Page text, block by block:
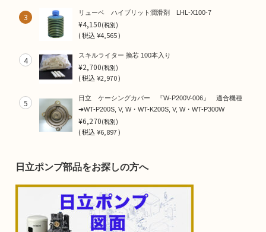
3 リューベ ハイブリット潤滑剤 LHL-X100-7
¥4,150(税別)
(税込¥4,565 )
4 スキルライター 換芯 100本入り
¥2,700(税別)
(税込¥2,970 )
5
日立 ケーシングカバー 『W-P200V-006』 適合機種
➜WT-P200S, V, W・WT-K200S, V, W・WT-P300W
¥6,270(税別)
(税込¥6,897 )
日立ポンプ部品をお探しの方へ